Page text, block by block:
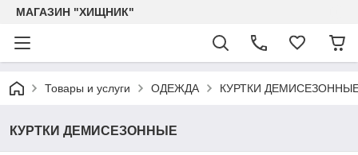
МАГАЗИН "ХИЩНИК"
Товары и услуги ОДЕЖДА КУРТКИ
КУРТКИ ДЕМИСЕЗОННЫЕ